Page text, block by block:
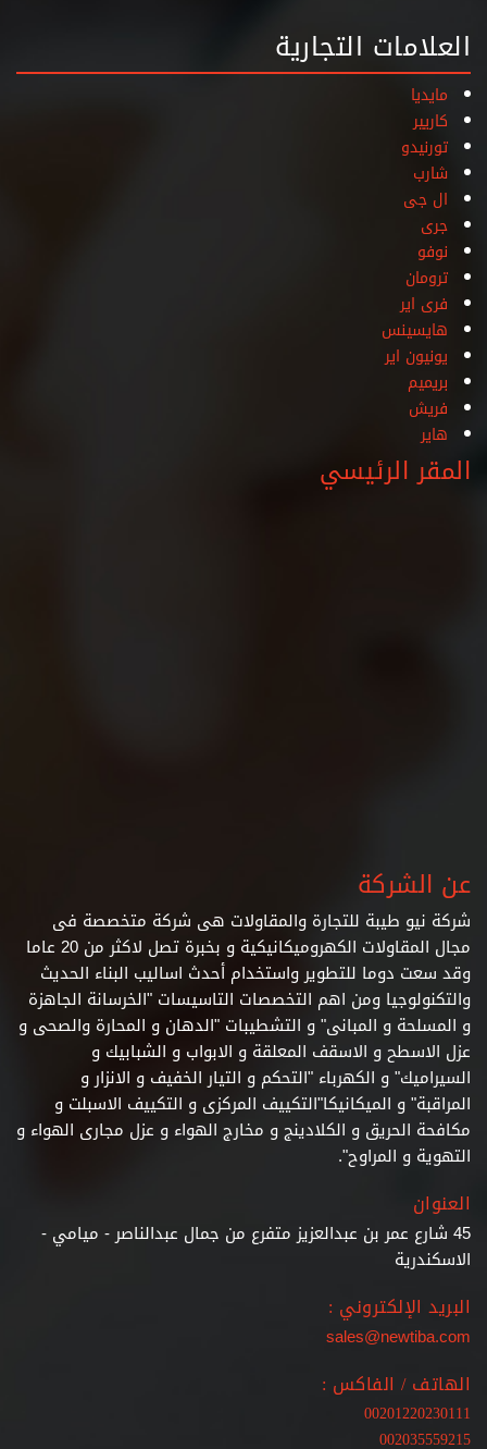
العلامات التجارية
مايديا
كاريير
تورنيدو
شارب
ال جى
جرى
نوفو
ترومان
فرى اير
هايسينس
يونيون اير
بريميم
فريش
هاير
المقر الرئيسي
عن الشركة
شركة نيو طيبة للتجارة والمقاولات هى شركة متخصصة فى
مجال المقاولات الكهروميكانيكية و بخبرة تصل لاكثر من 20 عاما
وقد سعت دوما للتطوير واستخدام أحدث اساليب البناء الحديث
والتكنولوجيا ومن اهم التخصصات التاسيسات "الخرسانة الجاهزة
و المسلحة و المبانى" و التشطيبات "الدهان و المحارة والصحى و
عزل الاسطح و الاسقف المعلقة و الابواب و الشبابيك و
السيراميك" و الكهرباء "التحكم و التيار الخفيف و الانزار و
المراقبة" و الميكانيكا"التكييف المركزى و التكييف الاسبلت و
مكافحة الحريق و الكلادينج و مخارج الهواء و عزل مجارى الهواء و
التهوية و المراوح".
العنوان
45 شارع عمر بن عبدالعزيز متفرع من جمال عبدالناصر - ميامي -
الاسكندرية
البريد الإلكتروني :
sales@newtiba.com
الهاتف / الفاكس :
00201220230111
002035559215